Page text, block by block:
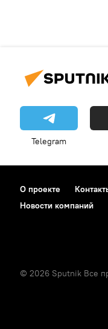
Telegram
О проекте
Новости компаний
© 2026 Sputnik Все